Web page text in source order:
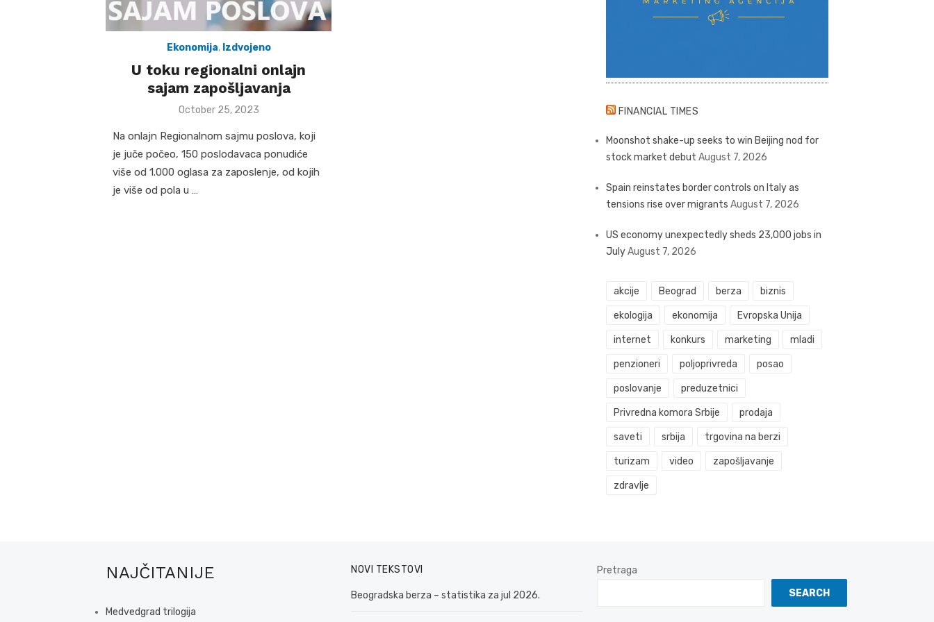
Ekonomija, Izdvojeno
U toku regionalni onlajn
sajam zapošljavanja
Posted
October 25, 2023
Na onlajn Regionalnom sajmu poslova, koji
je juče počeo, 150 poslodavaca ponudiće
više od 1.000 oglasa za zaposlenje, od kojih
je više od pola u …
FINANCIAL TIMES
Moonshot shake-up seeks to win Beijing nod for
stock market debut August 7, 2026
Spain reinstates border controls on Italy as
tensions rise over migrants August 7, 2026
US economy unexpectedly sheds 23,000 jobs in
JulyAugust 7, 2026
akcije Beograd berza biznis
ekologija ekonomija Evropska Unija
internet konkurs marketing mladi
penzioneri poljoprivreda posao
poslovanje preduzetnici
Privredna komora Srbije prodaja
saveti srbija trgovina na berzi
turizam video zapošljavanje
zdravlje
NAJČITANIJE
Medvedgrad trilogija
NOVI TEKSTOVI
Beogradska berza – statistika za jul 2026.
Pretraga
SEARCH